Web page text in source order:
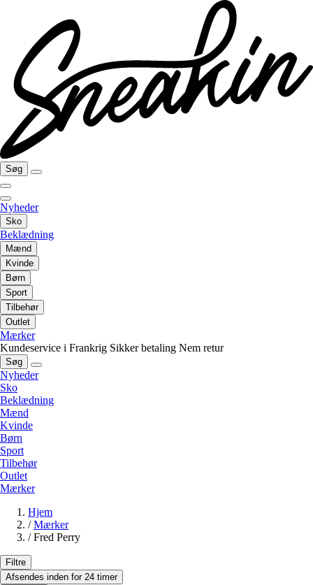
Søg
Nyheder
Sko
Beklædning
Mænd
Kvinde
Børn
Sport
Tilbehør
Outlet
Mærker
Kundeservice i Frankrig Sikker betaling Nem retur
Søg
Nyheder
Sko
Beklædning
Mænd
Kvinde
Børn
Sport
Tilbehør
Outlet
Mærker
Hjem
/ Mærker
/ Fred Perry
Filtre
Afsendes inden for 24 timer